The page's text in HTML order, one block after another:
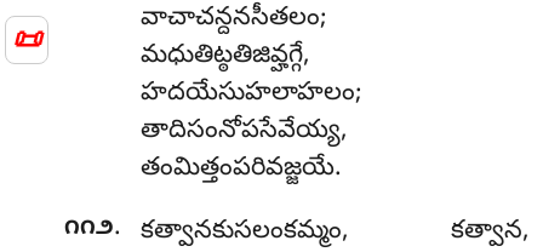
📜
వాచాచన్దనసీతలం;
మధుతిట్ఠతిజివ్హగ్గే,
హదయేసుహలాహలం;
తాదిసంనోపసేవేయ్య,
తంమిత్తంపరివజ్జయే.
౧౧౨. కత్వానకుసలంకమ్మం, కత్వాన,